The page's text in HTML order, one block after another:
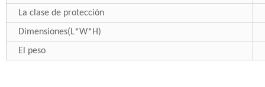
La clase de protección
Dimensiones(L*W*H)
El peso